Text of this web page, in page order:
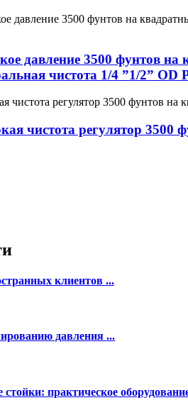
давление 3500 фунтов
чистота 1/4 ”1/2” OD
чистота регулятор 3500
клиентов ...
давления ...
практическое